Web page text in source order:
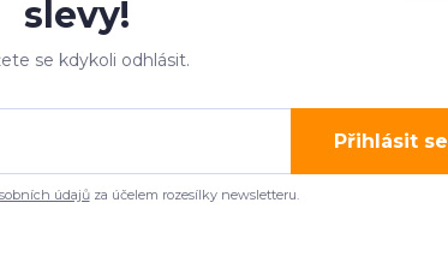
slevy!
se kdykoli odhlásit.
Přihlásit se
údajůza účelem rozesílky newsletteru.